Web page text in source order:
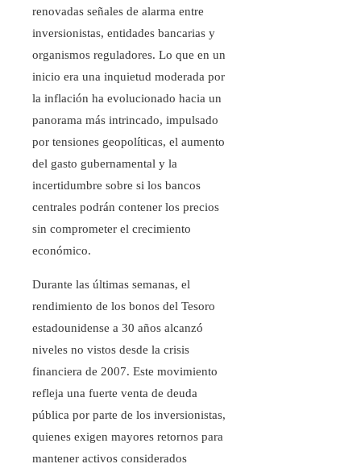
renovadas señales de alarma entre
inversionistas, entidades bancarias y
organismos reguladores. Lo que en un
inicio era una inquietud moderada por
la inflación ha evolucionado hacia un
panorama más intrincado, impulsado
por tensiones geopolíticas, el aumento
del gasto gubernamental y la
incertidumbre sobre si los bancos
centrales podrán contener los precios
sin comprometer el crecimiento
económico.
Durante las últimas semanas, el
rendimiento de los bonos del Tesoro
estadounidense a 30 años alcanzó
niveles no vistos desde la crisis
financiera de 2007. Este movimiento
refleja una fuerte venta de deuda
pública por parte de los inversionistas,
quienes exigen mayores retornos para
mantener activos considerados